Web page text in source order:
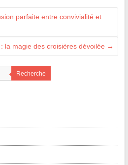
parfaite entre convivialité et
la magie des croisières dévoilée →
Recherche